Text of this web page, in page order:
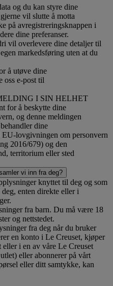
og du kan styre dine
vil slutte å motta
på avregistreringsknappen i
dine preferanser.
vil overlevere dine detaljer til
markedsføring uten at du
å utøve dine
oss e-post til
I SIN HELHET
for å beskytte dine
og denne meldingen
dine
EU-lovgivningen om personvern
2016/679) og den
territorium eller sted
vi inn fra deg?
knyttet til deg og som
enten direkte eller i
fra barn. Du må være 18
og nettstedet.
fra deg når du bruker
en konto i Le Creuset, kjøper
eller i en av våre Le Creuset
eller abonnerer på vårt
eller ditt samtykke, kan